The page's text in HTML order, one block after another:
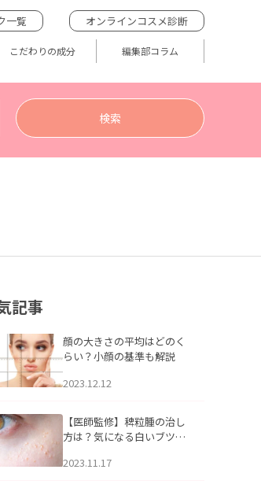
一覧 オンラインコスメ診断
こだわりの成分 編集部コラム
記事
顔の大きさの平均はどのく
らい？小顔の基準も解説
2023.12.12
【医師監修】稗粒腫の治し
方は？気になる白いブツブ
アについて
2023.11.17